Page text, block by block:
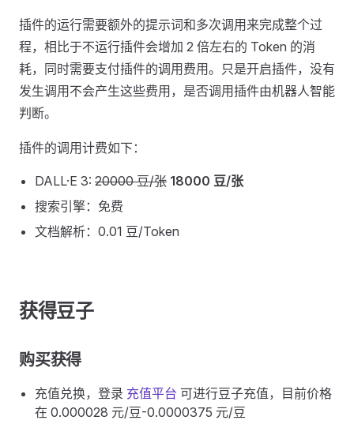
插件的运行需要额外的提示词和多次调用来完成整个过
程，相比于不运行插件会增加 2 倍左右的 Token 的消
耗，同时需要支付插件的调用费用。只是开启插件，没有
发生调用不会产生这些费用，是否调用插件由机器人智能
判断。
插件的调用计费如下：
DALL·E 3: 20000 豆/张 18000 豆/张
搜索引擎：免费
文档解析：0.01 豆/Token
获得豆子
购买获得
充值兑换，登录 充值平台 可进行豆子充值，目前价格
在 0.000028 元/豆-0.0000375 元/豆